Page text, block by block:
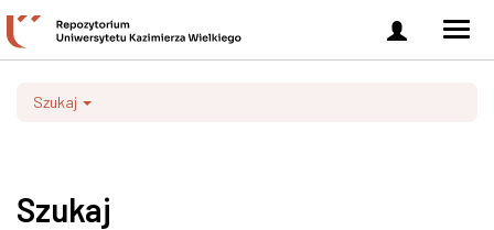
Zaloguj
się
Szukaj
Szukaj